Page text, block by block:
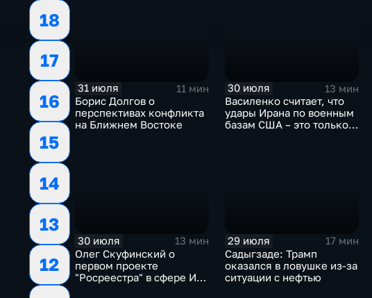
18
17
16
15
14
13
12
31 июля
11 мин
Борис Долгов о
перспективах конфликта
на Ближнем Востоке
30 июля
13 мин
Василенко считает, что
удары Ирана по военным
базам США – это только
30 июля
13 мин
Олег Скуфинский о
первом проекте
"Росреестра" в сфере ИИ
29 июля
17 мин
Садыгзаде: Трамп
оказался в ловушке из-за
ситуации с нефтью